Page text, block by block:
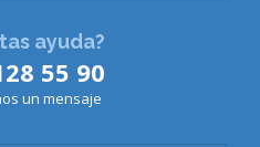
ayuda?
55 90
un mensaje